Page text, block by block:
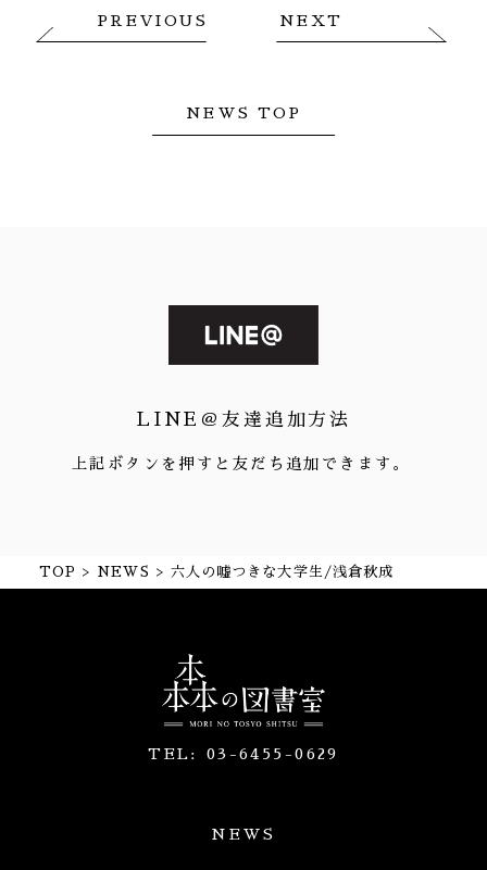
PREVIOUS
NEWS TOP
NEXT
LINE＠友達追加方法
上記ボタンを押すと友だち追加できます。
TOP NEWS 六人の嘘つきな大学生/浅倉秋成
TEL: 03-6455-0629
NEWS